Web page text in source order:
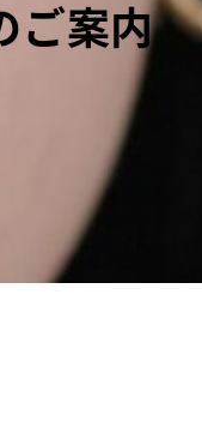
ご案内